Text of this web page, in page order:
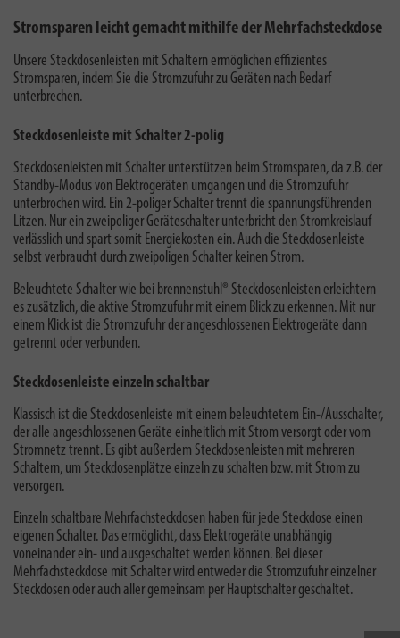
Stromsparen leicht gemacht mithilfe der Mehrfachsteckdose
Unsere Steckdosenleisten mit Schaltern ermöglichen effizientes
Stromsparen, indem Sie die Stromzufuhr zu Geräten nach Bedarf
unterbrechen.
Steckdosenleiste mit Schalter 2-polig
Steckdosenleisten mit Schalter unterstützen beim Stromsparen, da z.B. der
Standby-Modus von Elektrogeräten umgangen und die Stromzufuhr
unterbrochen wird. Ein 2-poliger Schalter trennt die spannungsführenden
Litzen. Nur ein zweipoliger Geräteschalter unterbricht den Stromkreislauf
verlässlich und spart somit Energiekosten ein. Auch die Steckdosenleiste
selbst verbraucht durch zweipoligen Schalter keinen Strom.
Beleuchtete Schalter wie bei brennenstuhl® Steckdosenleisten erleichtern
es zusätzlich, die aktive Stromzufuhr mit einem Blick zu erkennen. Mit nur
einem Klick ist die Stromzufuhr der angeschlossenen Elektrogeräte dann
getrennt oder verbunden.
Steckdosenleiste einzeln schaltbar
Klassisch ist die Steckdosenleiste mit einem beleuchtetem Ein-/Ausschalter,
der alle angeschlossenen Geräte einheitlich mit Strom versorgt oder vom
Stromnetz trennt. Es gibt außerdem Steckdosenleisten mit mehreren
Schaltern, um Steckdosenplätze einzeln zu schalten bzw. mit Strom zu
versorgen.
Einzeln schaltbare Mehrfachsteckdosen haben für jede Steckdose einen
eigenen Schalter. Das ermöglicht, dass Elektrogeräte unabhängig
voneinander ein- und ausgeschaltet werden können. Bei dieser
Mehrfachsteckdose mit Schalterwird entweder die Stromzufuhr einzelner
Steckdosen oder auch aller gemeinsam per Hauptschalter geschaltet.